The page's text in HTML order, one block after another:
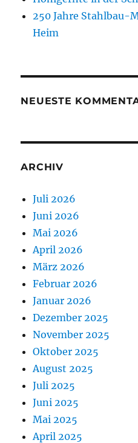
250 Jahre Stahlbau-
Heim
NEUESTE
ARCHIV
Juli 2026
Juni 2026
Mai 2026
April 2026
März 2026
Februar 2026
Januar 2026
Dezember 2025
November 2025
Oktober 2025
August 2025
Juli 2025
Juni 2025
Mai 2025
April 2025